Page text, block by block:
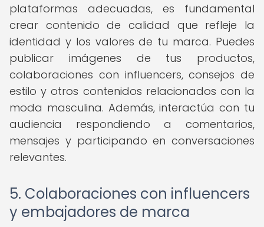
plataformas adecuadas, es fundamental
crear contenido de calidad que refleje la
identidad y los valores de tu marca. Puedes
publicar imágenes de tus productos,
colaboraciones con influencers, consejos de
estilo y otros contenidos relacionados con la
moda masculina. Además, interactúa con tu
audiencia respondiendo a comentarios,
mensajes y participando en conversaciones
relevantes.
5. Colaboraciones con influencers
y embajadores de marca